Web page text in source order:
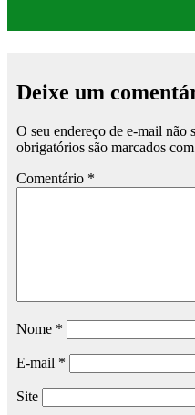
Deixe um
O seu endereço de e-mail não
obrigatórios são marcados com
Comentário *
Nome *
E-mail *
Site